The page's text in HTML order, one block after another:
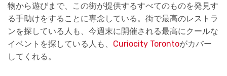
物から遊びまで、この街が提供するすべてのものを発見す
る手助けをすることに専念している。街で最高のレストラ
ンを探している人も、今週末に開催される最高にクールな
イベントを探している人も、 Curiocity Torontoがカバー
してくれる。